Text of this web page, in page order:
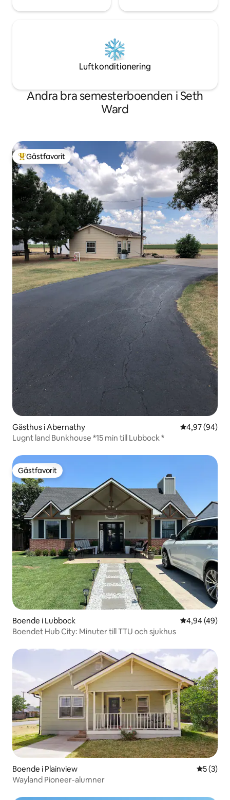
Luftkonditionering
Andra bra semesterboenden i Seth
Ward
Populär gästfavorit
Gästfavorit
Gästhus i Abernathy 4,97 av 5 i
4,97 (94)
Lugnt land Bunkhouse *15 min till Lubbock *
Gästfavorit
Gästfavorit
Boende i Lubbock 4,94 av 5 i
4,94 (49)
Boendet Hub City: Minuter till TTU och sjukhus
Boende i Plainview 5 av 5 i
5 (3)
Wayland Pioneer-alumner